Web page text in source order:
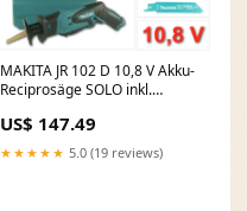
MAKITA JR 102 D 10,8 V Akku-
Reciprosäge SOLO inkl.
Sägeblätter - OHNE AKKU &
LADER P - loss
US$ 147.49
★★★★★ 5.0 (19 reviews)